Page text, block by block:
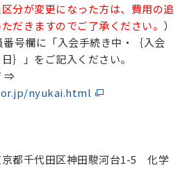
分が変更になった方は、費用の追
だきますのでご了承ください。 ）
号欄に「入会手続き中・｛入会
｝」をご記入ください。
⇒
nyukai.html
千代田区神田駿河台1-5 化学